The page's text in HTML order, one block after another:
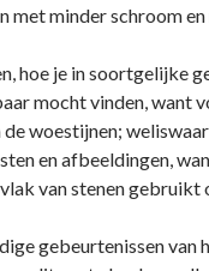
minder schroom
hoe je in soortgelijke
mocht vinden,
woestijnen;
en afbeeldingen,
van stenen
gebeurtenissen van